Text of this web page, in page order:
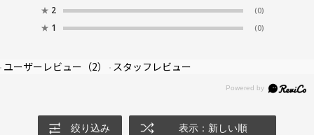
★ 2 (0)
★ 1 (0)
ユーザーレビュー （2） スタッフレビュー
絞り込み 表示：新しい順